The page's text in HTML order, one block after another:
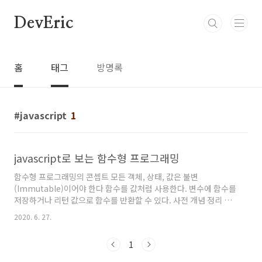
DevEric
홈 태그 방명록
javascript 1
javascript로 보는 함수형 프로그래밍
함수형 프로그래밍의 콘셉트 모든 객체, 상태, 값은 불변
(Immutable)이어야 한다 함수를 값처럼 사용한다. 변수에 함수를
저장하거나 리턴 값으로 함수를 반환할 수 있다. 사전 개념 정리 순
수 함수 (pure function) 함수를 실행시켰을 때 부작용(side-
effect)이 없는 상태를 말합니다. 함수를 실행시켜도 외부의 상태,
만 모든 작업이 이루어지기 때문에 함수가 어떤 역할을 하는지 파악
2020. 6. 27.
1